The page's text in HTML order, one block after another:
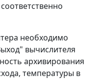
необходимо
вычислителя
архивирования
температуры в